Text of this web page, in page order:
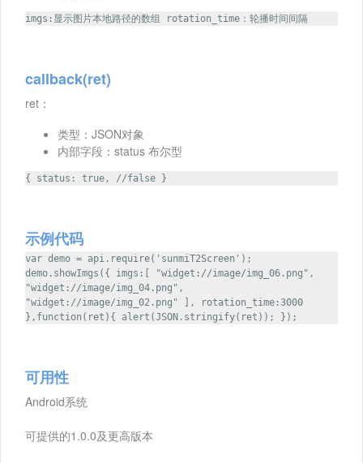
imgs:显示图片本地路径的数组 rotation_time：轮播时间间隔
callback(ret)
ret：
类型：JSON对象
内部字段：status 布尔型
{ status: true, //false }
示例代码
var demo = api.require('sunmiT2Screen');
demo.showImgs({ imgs:[ "widget://image/img_06.png",
"widget://image/img_04.png",
"widget://image/img_02.png" ], rotation_time:3000
},function(ret){ alert(JSON.stringify(ret)); });
可用性
Android系统
可提供的1.0.0及更高版本